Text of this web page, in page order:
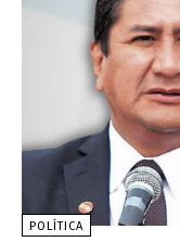
POLÍTICA